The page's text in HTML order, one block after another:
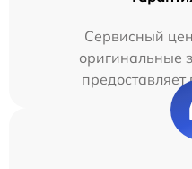
Сервисный
оригинальные